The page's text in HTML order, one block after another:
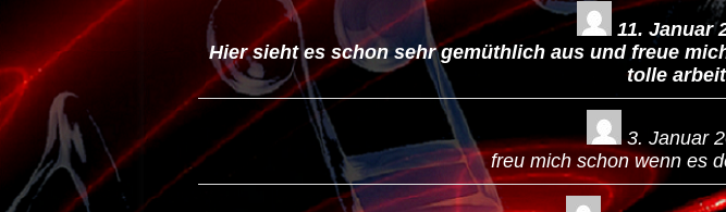
11. Januar
Hier sieht es schon sehr gemüthlich aus und freue
tolle
3. Januar
freu mich schon wenn es